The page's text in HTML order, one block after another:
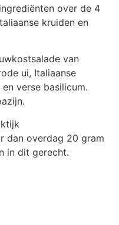
over de 4
kruiden en
van
ui, Italiaanse
verse basilicum.
dan overdag 20 gram
in dit gerecht.